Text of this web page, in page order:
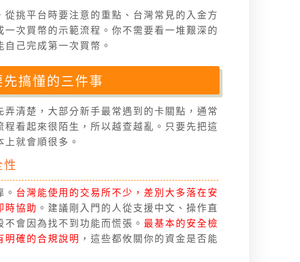
挑平台時要注意的重點、台灣常見的入金方
次買幣的示範流程。你不需要看一堆艱深的
己完成第一次買幣。
搞懂的三件事
清楚，大部分新手最常遇到的卡關點，通常
看起來很陌生，所以越查越亂。只要先把這
就會順很多。
台灣能使用的交易所不少，差別大多落在安
時協助 。建議剛入門的人從支援中文、操作直
會因為找不到功能而慌張。 最基本的安全檢
明確的合規說明 ，這些都攸關你的資金是否能